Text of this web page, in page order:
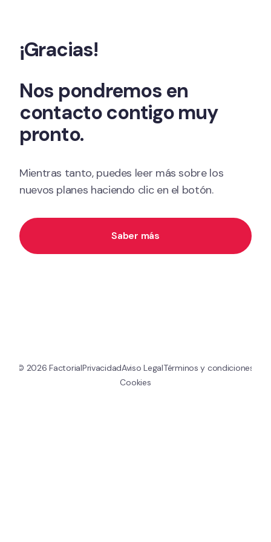
¡Gracias!
Nos pondremos en
contacto contigo muy
pronto.
Mientras tanto, puedes leer más sobre los
nuevos planes haciendo clic en el botón.
Saber más
© 2026 FactorialPrivacidadAviso LegalTérminos y condiciones
Cookies